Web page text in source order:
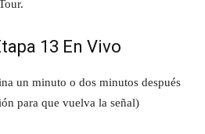
13 En Vivo
un minuto o dos minutos después
para que vuelva la señal)